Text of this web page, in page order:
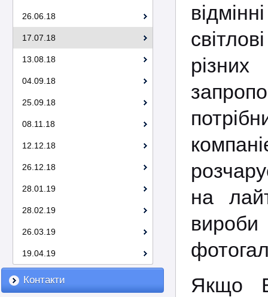
26.06.18
17.07.18
13.08.18
04.09.18
25.09.18
08.11.18
12.12.18
26.12.18
28.01.19
28.02.19
26.03.19
19.04.19
Контакти
на
Якщо